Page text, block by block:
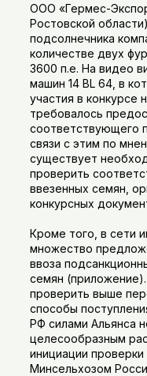
ООО «Гермес-
Ростовской
подсолнечника
количестве двух
3600 п.е. На видео
машин 14 BL 64, в
участия в конкурсе
требовалось
соответствующего
связи с этим по
существует
проверить
ввезенных семян,
конкурсных
Кроме того, в сети
множество
ввоза
семян
проверить выше
способы
РФ силами Альянса
целесообразным
инициации
Минсельхозом